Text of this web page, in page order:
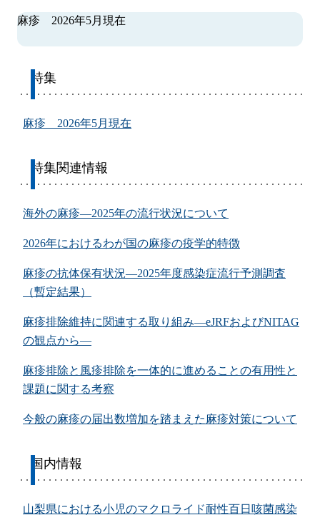
麻疹 2026年5月現在
特集
麻疹 2026年5月現在
特集関連情報
海外の麻疹―2025年の流行状況について
2026年におけるわが国の麻疹の疫学的特徴
麻疹の抗体保有状況―2025年度感染症流行予測調査
（暫定結果）
麻疹排除維持に関連する取り組み―eJRFおよびNITAG
の観点から―
麻疹排除と風疹排除を一体的に進めることの有用性と
課題に関する考察
今般の麻疹の届出数増加を踏まえた麻疹対策について
国内情報
山梨県における小児のマクロライド耐性百日咳菌感染